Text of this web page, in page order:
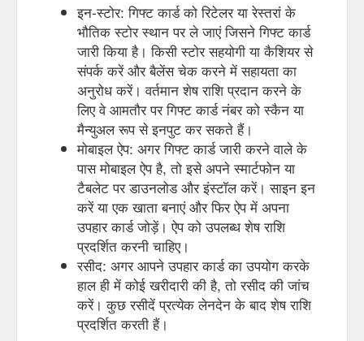
इन-स्टोर: गिफ्ट कार्ड को रिटेलर या रेस्तरां के
भौतिक स्टोर स्थान पर ले जाएं जिसने गिफ्ट कार्ड
जारी किया है। किसी स्टोर सहयोगी या कैशियर से
संपर्क करें और बैलेंस चेक करने में सहायता का
अनुरोध करें। वर्तमान शेष राशि प्रदान करने के
लिए वे आमतौर पर गिफ्ट कार्ड नंबर को स्कैन या
मैन्युअल रूप से इनपुट कर सकते हैं।
मोबाइल ऐप: अगर गिफ्ट कार्ड जारी करने वाले के
पास मोबाइल ऐप है, तो इसे अपने स्मार्टफोन या
टैबलेट पर डाउनलोड और इंस्टॉल करें। साइन इन
करें या एक खाता बनाएं और फिर ऐप में अपना
उपहार कार्ड जोड़ें। ऐप को उपलब्ध शेष राशि
प्रदर्शित करनी चाहिए।
रसीद: अगर आपने उपहार कार्ड का उपयोग करके
हाल ही में कोई खरीदारी की है, तो रसीद की जांच
करें। कुछ रसीदें प्रत्येक लेनदेन के बाद शेष राशि
प्रदर्शित करती हैं।